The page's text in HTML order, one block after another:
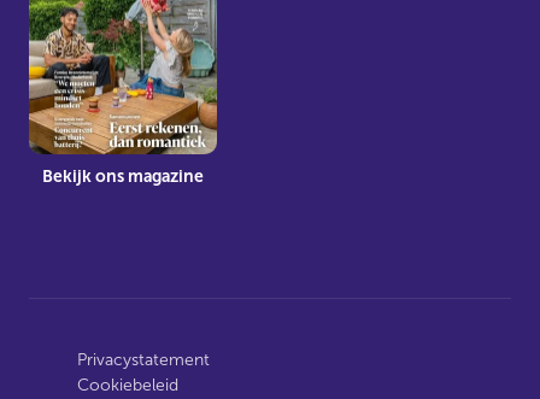
Bekijk ons magazine
Privacystatement
Cookiebeleid